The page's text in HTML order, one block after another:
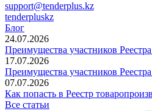
support@tenderplus.kz
tenderpluskz
Блог
24.07.2026
Преимущества участников
17.07.2026
Преимущества участников
07.07.2026
Как попасть в Реестр
Все статьи